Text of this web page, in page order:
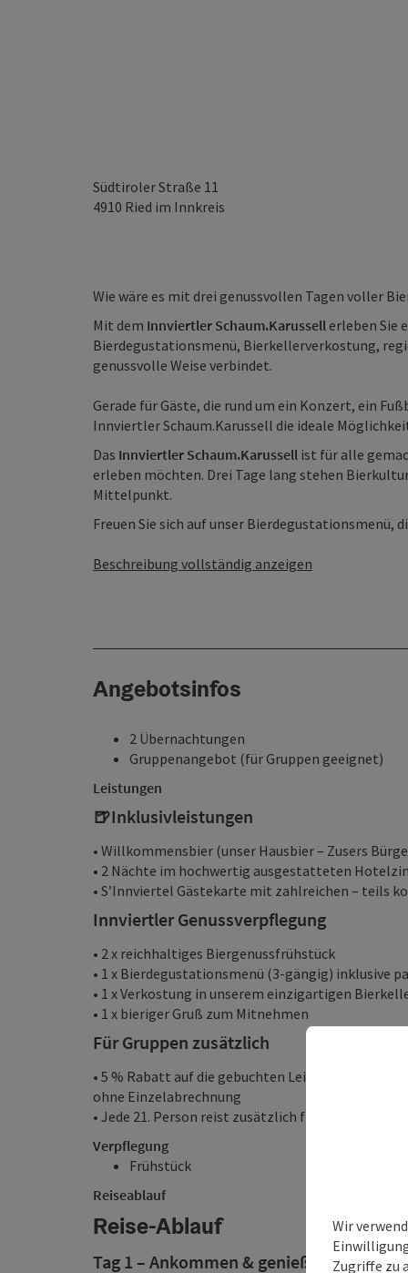
Südtiroler Straße 11
4910 Ried im Innkreis
Wie wäre es mit drei genussvollen Tagen voller
Mit dem Innviertler Schaum.Karussell erleben Sie
Bierdegustationsmenü, Bierkellerverkostung,
genussvolle Weise verbindet.
Gerade für Gäste, die rund um ein Konzert, ein
Innviertler Schaum.Karussell die ideale
Das Innviertler Schaum.Karussell ist für alle
erleben möchten. Drei Tage lang stehen
Mittelpunkt.
Freuen Sie sich auf unser Bierdegustationsmenü,
Beschreibung vollständig anzeigen
Angebotsinfos
2 Übernachtungen
Gruppenangebot (für Gruppen geeignet)
Leistungen
🍺Inklusivleistungen
• Willkommensbier (unser Hausbier – Zusers
• 2 Nächte im hochwertig ausgestatteten
• S’Innviertel Gästekarte mit zahlreichen – teils
Innviertler Genussverpflegung
• 2 x reichhaltiges Biergenussfrühstück
• 1 x Bierdegustationsmenü (3-gängig) inklusive
• 1 x Verkostung in unserem einzigartigen
• 1 x bieriger Gruß zum Mitnehmen
Für Gruppen zusätzlich
• 5 % Rabatt auf die gebuchten Leistungen – bei
ohne Einzelabrechnung
• Jede 21. Person reist zusätzlich frei – im 1. Rang
Verpflegung
Frühstück
Reiseablauf
Reise-Ablauf
Tag 1 – Ankommen & genießen
Wir
Zugriffe zu